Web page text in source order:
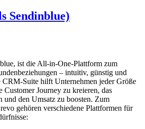
Sendinblue)
ist die All-in-One-Plattform zum
– intuitiv, günstig und
Suite hilft Unternehmen jeder Größe
Customer Journey zu kreieren, das
und den Umsatz zu boosten. Zum
gehören verschiedene Plattformen für